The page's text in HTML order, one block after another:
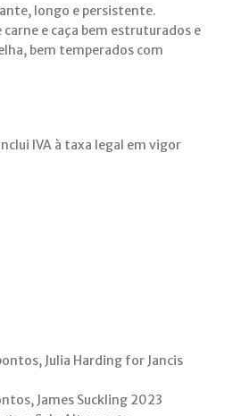
longo e persistente.
e caça bem estruturados e
bem temperados com
IVA à taxa legal em vigor
Julia Harding for Jancis
James Suckling 2023